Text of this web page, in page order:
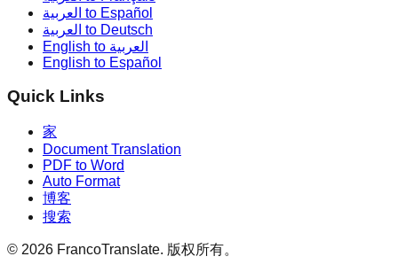
العربية to Español
العربية to Deutsch
English to العربية
English to Español
Quick Links
家
Document Translation
PDF to Word
Auto Format
博客
搜索
© 2026 FrancoTranslate. 版权所有。